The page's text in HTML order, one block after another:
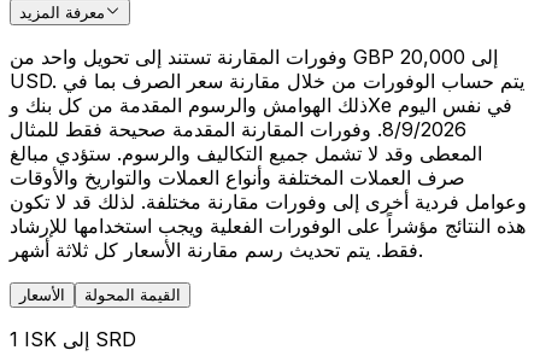
معرفة المزيد
وفورات المقارنة تستند إلى تحويل واحد من GBP 20,000 إلى
USD. يتم حساب الوفورات من خلال مقارنة سعر الصرف بما في
ذلك الهوامش والرسوم المقدمة من كل بنك وXe في نفس اليوم
8/9/2026. وفورات المقارنة المقدمة صحيحة فقط للمثال
المعطى وقد لا تشمل جميع التكاليف والرسوم. ستؤدي مبالغ
صرف العملات المختلفة وأنواع العملات والتواريخ والأوقات
وعوامل فردية أخرى إلى وفورات مقارنة مختلفة. لذلك قد لا تكون
هذه النتائج مؤشراً على الوفورات الفعلية ويجب استخدامها للإرشاد
فقط. يتم تحديث رسم مقارنة الأسعار كل ثلاثة أشهر.
الأسعار القيمة المحولة
1 ISK إلى SRD